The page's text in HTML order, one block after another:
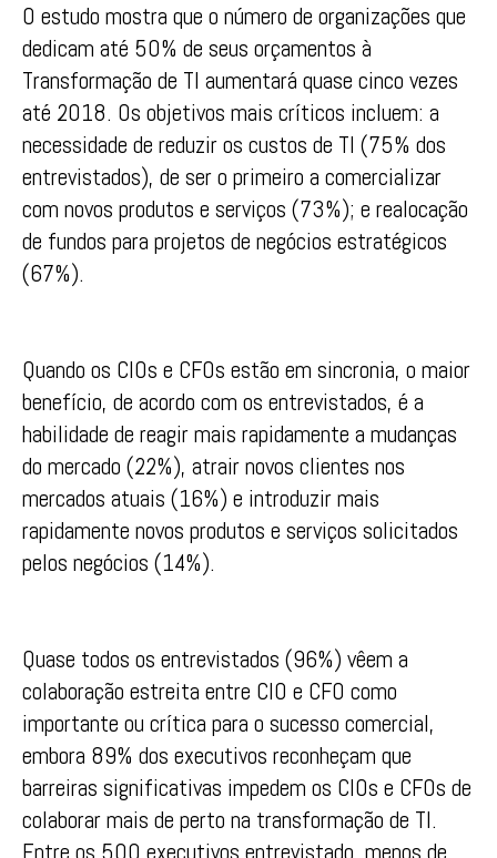
O estudo mostra que o número de organizações que
dedicam até 50% de seus orçamentos à
Transformação de TI aumentará quase cinco vezes
até 2018. Os objetivos mais críticos incluem: a
necessidade de reduzir os custos de TI (75% dos
entrevistados), de ser o primeiro a comercializar
com novos produtos e serviços (73%); e realocação
de fundos para projetos de negócios estratégicos
(67%).
Quando os CIOs e CFOs estão em sincronia, o maior
benefício, de acordo com os entrevistados, é a
habilidade de reagir mais rapidamente a mudanças
do mercado (22%), atrair novos clientes nos
mercados atuais (16%) e introduzir mais
rapidamente novos produtos e serviços solicitados
pelos negócios (14%).
Quase todos os entrevistados (96%) vêem a
colaboração estreita entre CIO e CFO como
importante ou crítica para o sucesso comercial,
embora 89% dos executivos reconheçam que
barreiras significativas impedem os CIOs e CFOs de
colaborar mais de perto na transformação de TI.
Entre os 500 executivos entrevistado, menos de